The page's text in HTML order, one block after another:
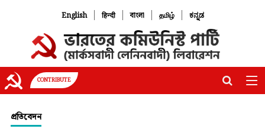
English | हिन्दी | বাংলা | தமிழ் | ಕನ್ನಡ
CONTRIBUTE
প্রতিবেদন